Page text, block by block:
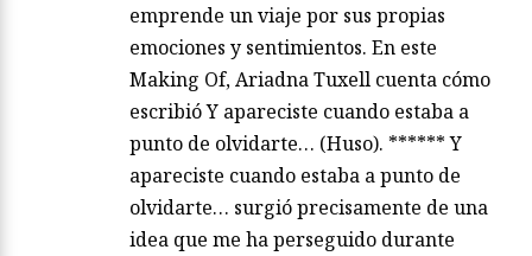
emprende un viaje por sus propias
emociones y sentimientos. En este
Making Of, Ariadna Tuxell cuenta cómo
escribió Y apareciste cuando estaba a
punto de olvidarte… (Huso). ****** Y
apareciste cuando estaba a punto de
olvidarte… surgió precisamente de una
idea que me ha perseguido durante